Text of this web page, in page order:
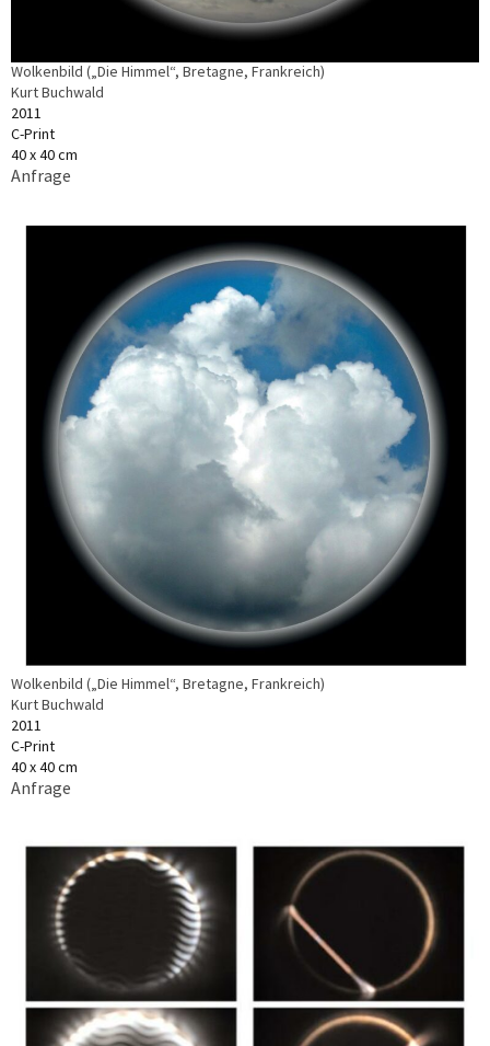
Wolkenbild („Die Himmel“, Bretagne, Frankreich)
Kurt Buchwald
2011
C-Print
40 x 40 cm
Anfrage
Wolkenbild („Die Himmel“, Bretagne, Frankreich)
Kurt Buchwald
2011
C-Print
40 x 40 cm
Anfrage